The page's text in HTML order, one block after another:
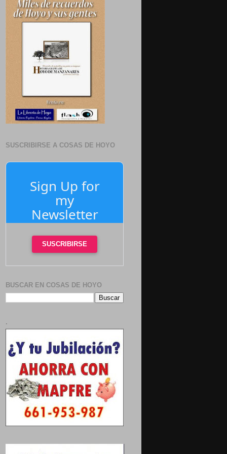
SUSCRIBIRSE A COSAS DE HOYO
Sign Up for
my
Newsletter
SUSCRIBIRSE
BUSCAR EN COSAS DE HOYO
.